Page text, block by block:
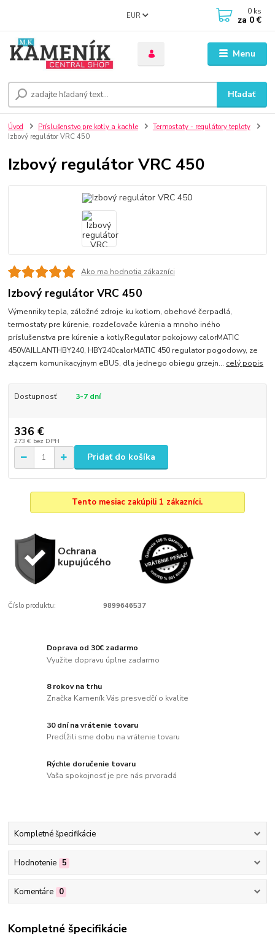
Menu
EUR
Hľadať
0 ks
za 0 €
Úvod Príslušenstvo pre kotly a kachle
Termostaty - regulátory teploty
Izbový regulátor VRC 450
Izbový regulátor VRC 450
Ako ma hodnotia zákazníci
Izbový regulátor VRC 450
Výmenniky tepla, záložné zdroje ku kotlom, obehové čerpadlá,
termostaty pre kúrenie, rozdeľovače kúrenia a mnoho iného
príslušenstva pre kúrenie a kotly.Regulator pokojowy calorMATIC
450VAILLANTHBY240, HBY240calorMATIC 450 regulator pogodowy, ze
złączem komunikacyjnym eBUS, dla jednego obiegu grzejn... celý popis
Dostupnosť 3-7 dní
336 €
273 € bez DPH
Pridať do košíka
Tento mesiac zakúpili 1 zákazníci.
Ochrana
kupujúcého
Číslo produktu: 9899646537
Doprava od 30€ zadarmo
Využite dopravu úplne zadarmo
8 rokov na trhu
Značka Kameník Vás presvedčí o kvalite
30 dní na vrátenie tovaru
Predĺžili sme dobu na vrátenie tovaru
Rýchle doručenie tovaru
Vaša spokojnosť je pre nás prvoradá
Kompletné špecifikácie
Hodnotenie 5
Komentáre 0
Kompletné špecifikácie